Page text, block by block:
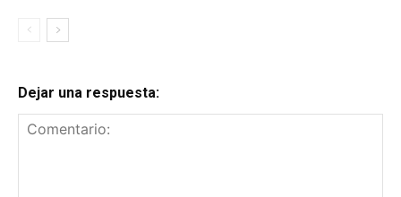
Dejar una respuesta: